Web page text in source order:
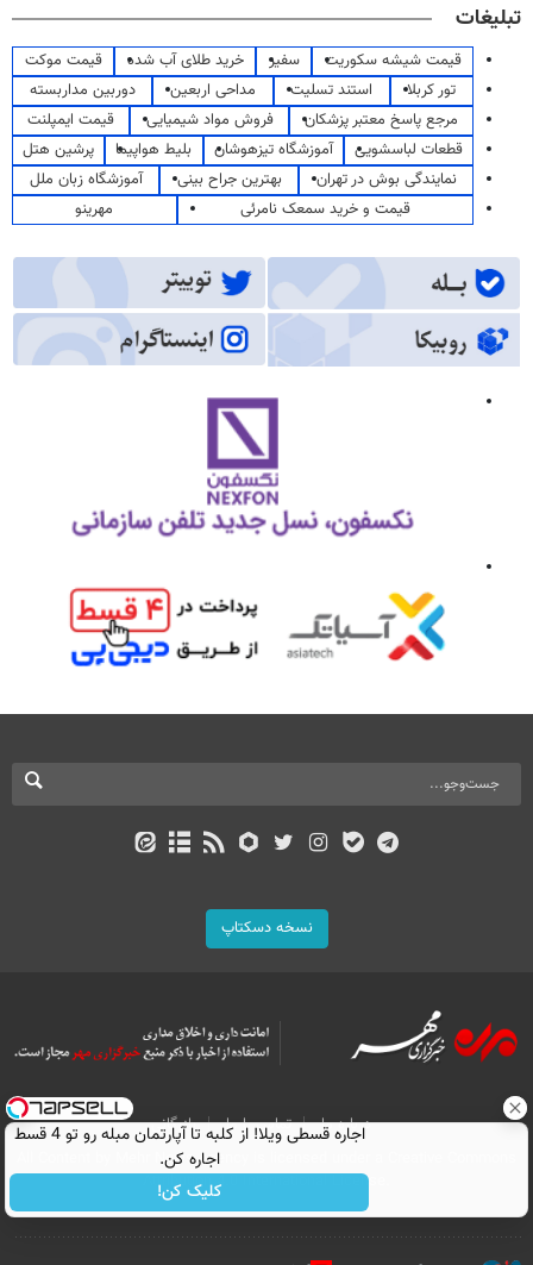
تبلیغات
قیمت شیشه سکوریت سفیر خرید طلای آب شده
قیمت موکت
تور کربلا
استند تسلیت مداحی اربعین
دوربین مداربسته
مرجع پاسخ معتبر پزشکان
فروش مواد شیمیایی
قیمت ایمپلنت
قطعات لباسشویی
آموزشگاه تیزهوشان بلیط هواپیما
پرشین هتل
نمایندگی بوش در تهران
بهترین جراح بینی
آموزشگاه زبان ملل
قیمت و خرید سمعک نامرئی
مهرینو
نسخه دسکتاپ
درباره ما تماس با ما
بازرگانی
All Content by Mehr News Agency is licensed under a Creative Commons
Attribution 4.0 International License.
اجاره‌ قسطی ویلا! از کلبه تا آپارتمان مبله رو تو 4 قسط
اجاره کن.
کلیک کن!